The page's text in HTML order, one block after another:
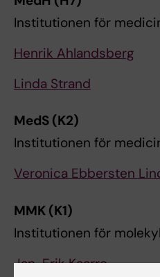
Institutionen för
Henrik Ahlandsberg
Linda Strand
MedS (K2)
Institutionen för
Veronica Ebbersten
MMK (K1)
Institutionen för
Jan-Erik Kaarre